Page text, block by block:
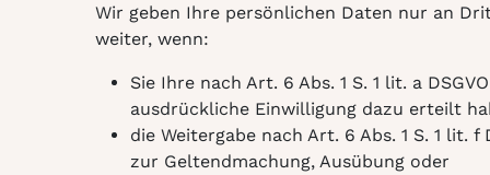
Wir geben Ihre persönlichen Daten nur an
weiter, wenn:
Sie Ihre nach Art. 6 Abs. 1 S. 1 lit. a DSGVO
ausdrückliche Einwilligung dazu erteilt
die Weitergabe nach Art. 6 Abs. 1 S. 1 lit. f
zur Geltendmachung, Ausübung oder